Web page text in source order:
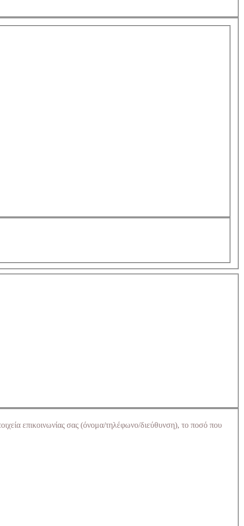
επικοινωνίας σας (όνομα/τηλέφωνο/διεύθυνση), το ποσό που